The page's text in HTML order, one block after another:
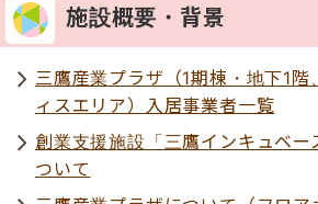
施設概要・背景
三鷹産業プラザ（1期棟・地下1階
ィスエリア）入居事業者一覧
創業支援施設「三鷹インキュベ
ついて